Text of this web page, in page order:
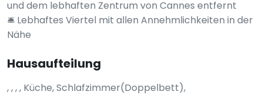
und dem lebhaften Zentrum von Cannes entfernt
🛎️ Lebhaftes Viertel mit allen Annehmlichkeiten in der
Nähe
Hausaufteilung
, , , , Küche, Schlafzimmer(Doppelbett),